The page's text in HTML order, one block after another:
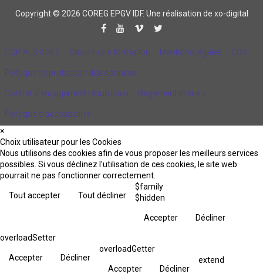
Copyright © 2026 COREG EPGV IDF. Une réalisation de xo-digital
CQP ALS AGEE Choisir une formation Mentions légales CGV
Politique de protection des données
Contrat d'engagement républicain Règlement intérieur
Politique d’accessibilité
×
Choix utilisateur pour les Cookies
Nous utilisons des cookies afin de vous proposer les meilleurs services
possibles. Si vous déclinez l'utilisation de ces cookies, le site web
pourrait ne pas fonctionner correctement.
Tout accepter Tout décliner
$family
$hidden
Accepter Décliner
overloadSetter
Accepter Décliner
overloadGetter
Accepter Décliner
extend